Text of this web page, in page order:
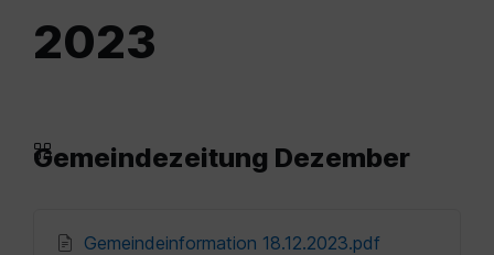
2023
Gemeindezeitung Dezember
Gemeindeinformation 18.12.2023.pdf